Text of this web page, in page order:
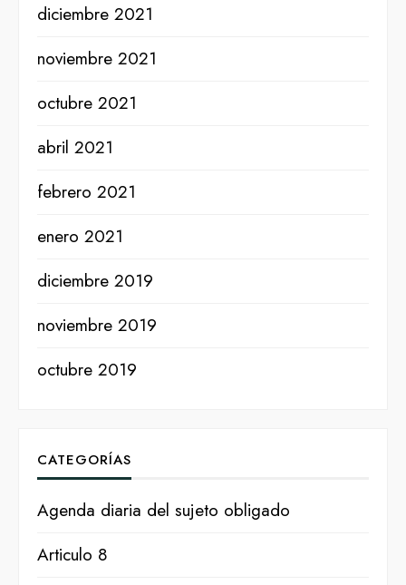
diciembre 2021
noviembre 2021
octubre 2021
abril 2021
febrero 2021
enero 2021
diciembre 2019
noviembre 2019
octubre 2019
CATEGORÍAS
Agenda diaria del sujeto obligado
Articulo 8